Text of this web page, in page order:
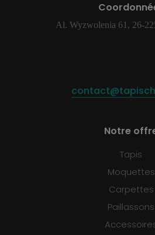
Al. Wyzwolenia 61, 26-
Notre
Tapis
Moquettes
Carpettes
Paillassons